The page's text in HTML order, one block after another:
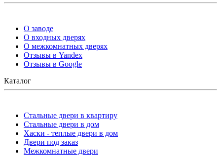
О заводе
О входных дверях
О межкомнатных дверях
Отзывы в Yandex
Отзывы в Google
Каталог
Стальные двери в квартиру
Стальные двери в дом
Хаски - теплые двери в дом
Двери под заказ
Межкомнатные двери